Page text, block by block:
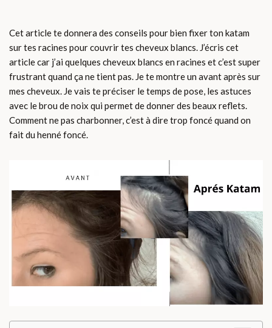
Cet article te donnera des conseils pour bien fixer ton katam
sur tes racines pour couvrir tes cheveux blancs. J’écris cet
article car j’ai quelques cheveux blancs en racines et c’est super
frustrant quand ça ne tient pas. Je te montre un avant après sur
mes cheveux. Je vais te préciser le temps de pose, les astuces
avec le brou de noix qui permet de donner des beaux reflets.
Comment ne pas charbonner, c’est à dire trop foncé quand on
fait du henné foncé.